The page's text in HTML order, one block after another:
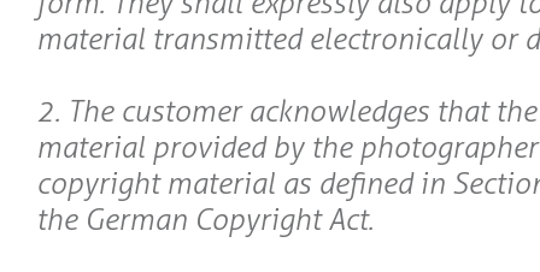
material transmitted electronically or
2. The customer acknowledges that
material provided by the
copyright material as defined in
the German Copyright Act.